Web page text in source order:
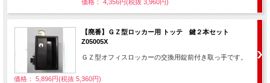
価格： 4,356円(税抜 3,960円)
【廃番】ＧＺ型ロッカー用 トッテ 鍵２本セット
Z05005X
ＧＺ型オフィスロッカーの交換用錠前付き取っ手です。
価格： 5,896円(税抜 5,360円)